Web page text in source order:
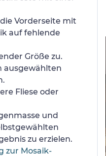
Vorderseite mit
auf fehlende
Größe zu.
ausgewählten
Fliese oder
und
zu erzielen.
zur Mosaik-